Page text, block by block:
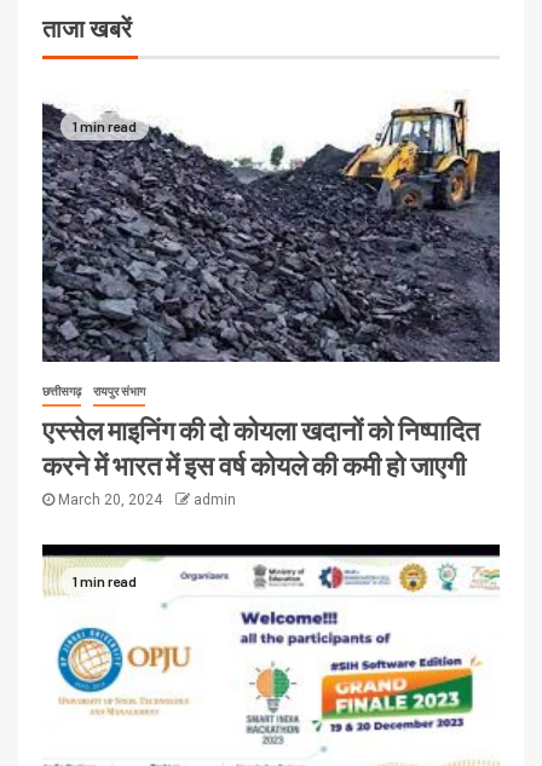
ताजा खबरें
1 min read
छत्तीसगढ़ रायपुर संभाग
एस्सेल माइनिंग की दो कोयला खदानों को निष्पादित
करने में भारत में इस वर्ष कोयले की कमी हो जाएगी
March 20, 2024 admin
1 min read